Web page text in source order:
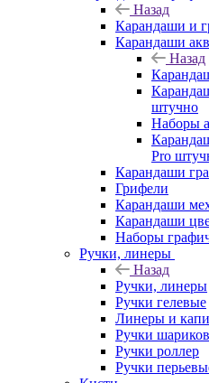
Назад
Карандаши и
Карандаши
Назад
штучно
Наборы
Pro
Карандаши
Грифели
Карандаши
Карандаши
Наборы
Ручки, линеры
Назад
Ручки, линеры
Ручки гелевые
Линеры и
Ручки
Ручки роллер
Ручки